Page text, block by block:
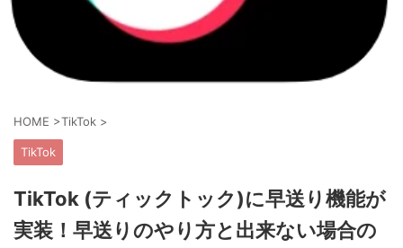
HOME >TikTok >
TikTok
TikTok (ティックトック)に早送り機能が
実装！早送りのやり方と出来ない場合の